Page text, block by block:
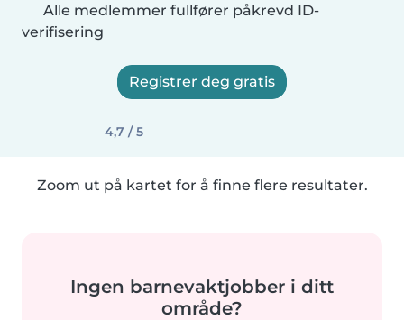
Alle medlemmer fullfører påkrevd ID-
verifisering
Registrer deg gratis
4,7 / 5
Zoom ut på kartet for å finne flere resultater.
Ingen barnevaktjobber i ditt
område?